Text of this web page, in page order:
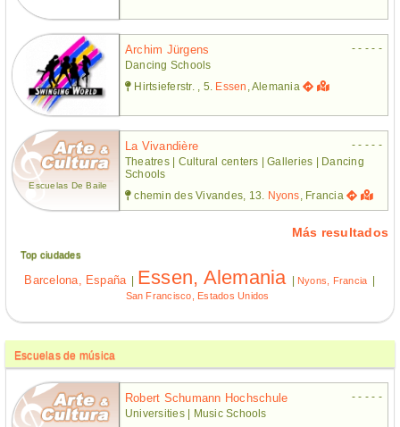
Archim Jürgens
- - - - -
Dancing Schools
Hirtsieferstr. , 5. Essen , Alemania
Escuelas De Baile
La Vivandière
- - - - -
Theatres | Cultural centers | Galleries | Dancing
Schools
chemin des Vivandes, 13.
Nyons , Francia
Más resultados
Top ciudades
Barcelona, España | Essen, Alemania | Nyons, Francia |
San Francisco, Estados Unidos
Escuelas de música
Robert Schumann Hochschule
- - - - -
Universities | Music Schools